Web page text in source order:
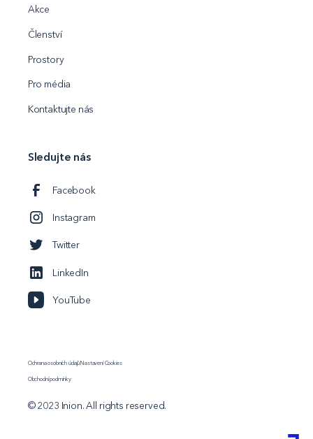
Akce
Členství
Prostory
Pro média
Kontaktujte nás
Sledujte nás
Facebook
Instagram
Twitter
LinkedIn
YouTube
© 2023 Inion. All rights reserved.
Ochrana osobních údajů
Obchodní podmínky
Nastavení Cookies